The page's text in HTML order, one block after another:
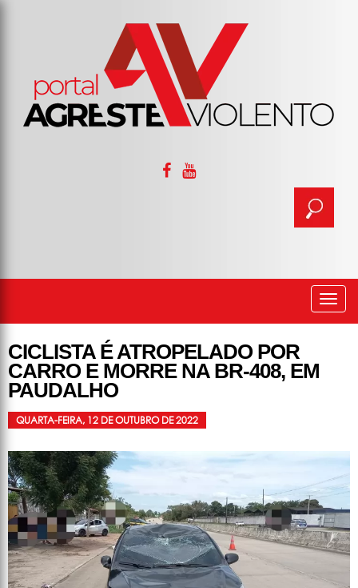
CICLISTA É ATROPELADO POR
CARRO E MORRE NA BR-408, EM
PAUDALHO
QUARTA-FEIRA, 12 DE OUTUBRO DE 2022